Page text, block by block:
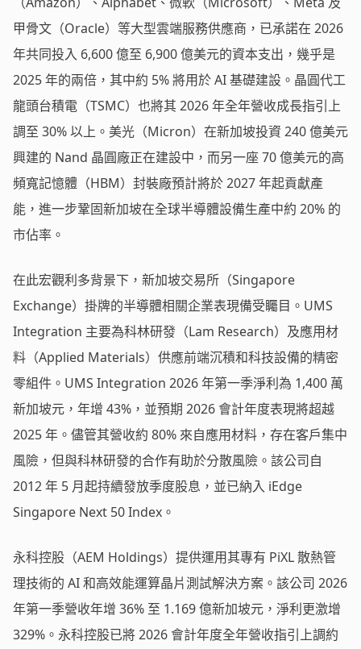
甲骨文（Oracle）等大型雲端服務供應商，已承諾在 2026
年共同投入 6,600 億至 6,900 億美元的資本支出，幾乎是
2025 年的兩倍，其中約 5% 將用於 AI 基礎建設。晶圓代工
龍頭台積電（TSMC）也將其 2026 年全年營收成長指引上
調至 30% 以上。美光（Micron）在新加坡投資 240 億美元
興建的 Nand 晶圓廠正在建設中，而另一座 70 億美元的高
頻寬記憶體（HBM）封裝廠預計將於 2027 年起貢獻產
能，進一步鞏固新加坡在全球半導體設備生產中約 20% 的
市佔率。
在此宏觀利多背景下，新加坡交易所（Singapore
Exchange）掛牌的半導體相關企業表現備受矚目。UMS
Integration 主要為科林研發（Lam Research）及應用材
料（Applied Materials）供應前端沉積和科技設備的精密
零組件。UMS Integration 2026 年第一季淨利為 1,400 萬
新加坡元，年增 43%，並預期 2026 會計年度表現將超越
2025 年。儘管其營收約 80% 來自應用材料，存在客戶集中
風險，但與科林研發的合作有助於分散風險。該公司自
2012 年 5 月起持續發放季度股息，並已納入 iEdge
Singapore Next 50 Index。
永科控股（AEM Holdings）提供運用其專有 PiXL 散熱管
理技術的 AI 和高效能運算晶片測試解決方案。該公司 2026
年第一季營收年增 36% 至 1.169 億新加坡元，淨利更激增
329%。永科控股已將 2026 會計年度全年營收指引上調約